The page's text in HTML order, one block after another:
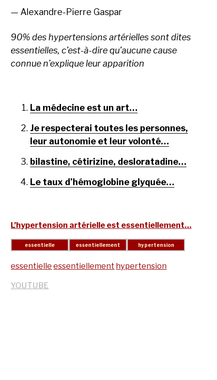
— Alexandre-Pierre Gaspar
90% des hypertensions artérielles sont dites
essentielles, c’est-à-dire qu’aucune cause
connue n’explique leur apparition
La médecine est un art…
Je respecterai toutes les personnes,
leur autonomie et leur volonté…
bilastine, cétirizine, desloratadine…
Le taux d’hémoglobine glyquée…
L’hypertension artérielle est essentiellement…
essentielle essentiellement hypertension
YOUTUBE